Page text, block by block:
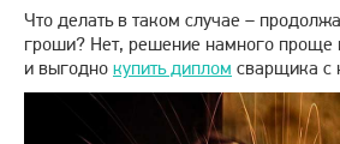
Что делать в таком случае –
гроши? Нет, решение намного проще
и выгодно купить диплом сварщика